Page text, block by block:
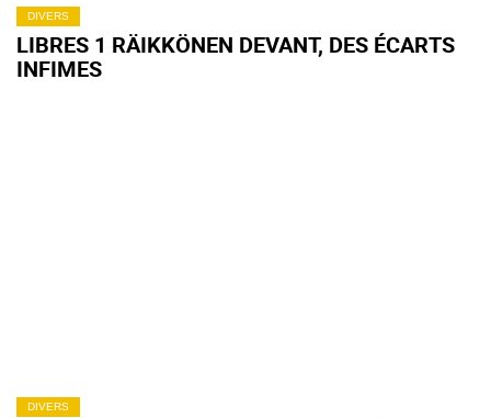
DIVERS
LIBRES 1 RÄIKKÖNEN DEVANT, DES ÉCARTS
INFIMES
DIVERS